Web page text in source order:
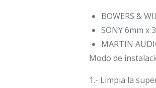
BOWERS &
SONY 6mm x
MARTIN
Modo de
1.- Limpia la